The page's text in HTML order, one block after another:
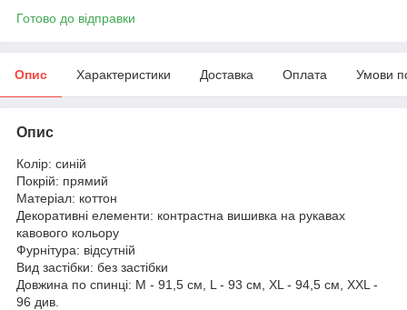
Готово до відправки
Опис Характеристики Доставка Оплата Умови
Опис
Колір: синій
Покрій: прямий
Матеріал: коттон
Декоративні елементи: контрастна вишивка на рукавах
кавового кольору
Фурнітура: відсутній
Вид застібки: без застібки
Довжина по спинці: M - 91,5 см, L - 93 см, XL - 94,5 см, XXL -
96 див.